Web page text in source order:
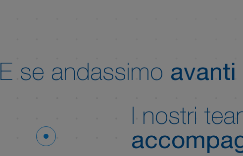
E se andassimo avanti
I nostri